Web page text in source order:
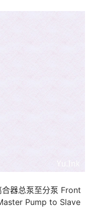
器总泵至分泵 Front
Pump to Slave